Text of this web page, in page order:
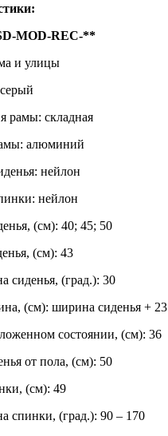
MOD-REC-**
и улицы
рамы: складная
алюминий
нейлон
нейлон
(см): 40; 45; 50
(см): 43
сиденья, (град.): 30
(см): ширина сиденья + 23
состоянии, (см): 36
от пола, (см): 50
(см): 49
спинки, (град.): 90 – 170